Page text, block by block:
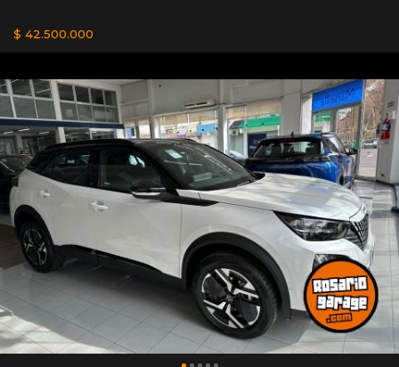
$ 42.500.000